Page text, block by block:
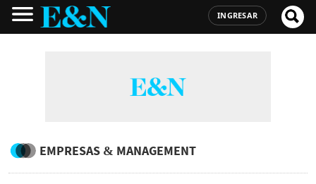
INGRESAR
EMPRESAS & MANAGEMENT